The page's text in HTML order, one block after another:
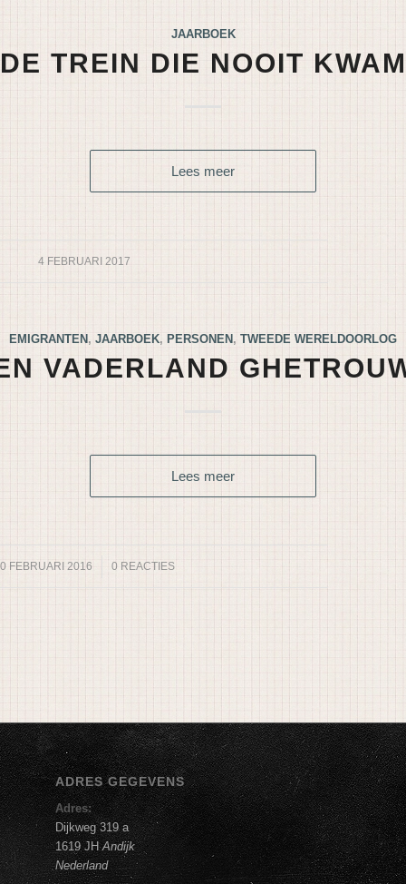
JAARBOEK
DE TREIN DIE NOOIT KWAM
Lees meer
4 FEBRUARI 2017
EMIGRANTEN , JAARBOEK, PERSONEN , TWEEDE WERELDOORLOG
VADERLAND
Lees meer
FEBRUARI 2016
/ 0 REACTIES
ADRES GEGEVENS
Adres:
Dijkweg 319 a
1619 JHAndijk
Nederland